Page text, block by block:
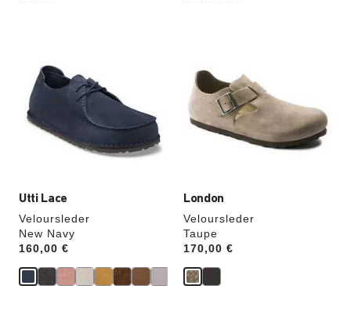
Utti Lace
Veloursleder
New Navy
Price:
160,00 €
Farben
werden
die
Produktbilder
aktualisiert.
London
Veloursleder
Taupe
Price:
170,00 €
Farben
werden
Produktbilder
aktualisiert.